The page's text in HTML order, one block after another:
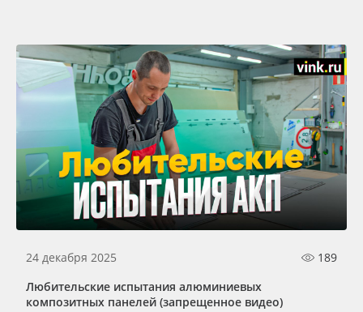
24 декабря 2025
189
Любительские испытания алюминиевых
композитных панелей (запрещенное видео)